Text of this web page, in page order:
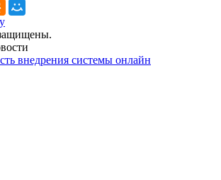
внедрения системы онлайн